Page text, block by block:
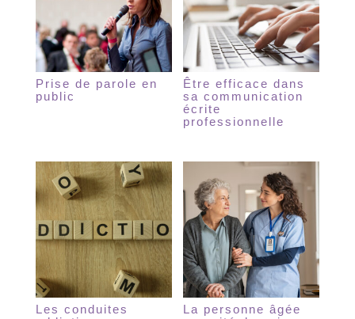
Prise de parole en
public
Être efficace dans
sa communication
écrite
professionnelle
Les conduites
La personne âgée